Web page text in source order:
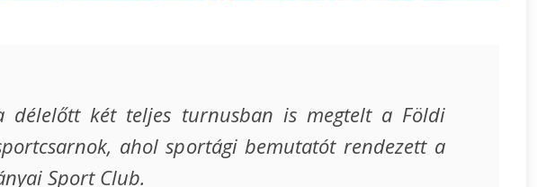
délelőtt két teljes turnusban is megtelt a Földi
ahol sportági bemutatót rendezett a
Sport Club.